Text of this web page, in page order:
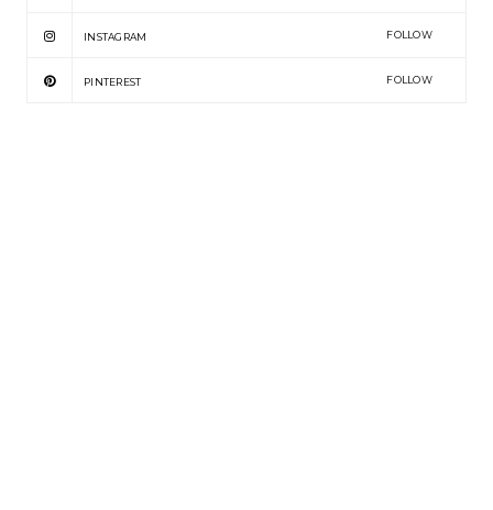
INSTAGRAM FOLLOW
PINTEREST FOLLOW